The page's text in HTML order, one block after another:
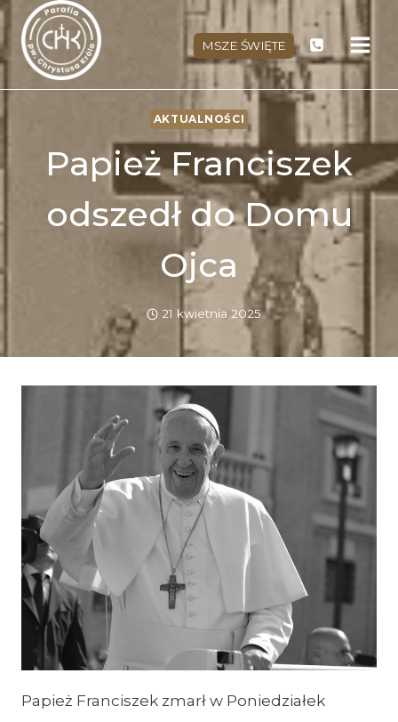
Przejdź
do
treści
MSZE ŚWIĘTE
AKTUALNOŚCI
Papież Franciszek
odszedł do Domu
Ojca
21 kwietnia 2025
Papież Franciszek zmarł w Poniedziałek